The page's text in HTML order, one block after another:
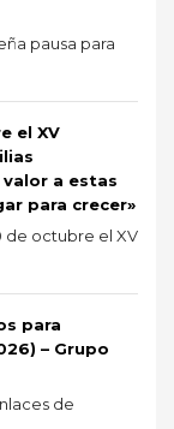
pausa para
el XV
a estas
para crecer»
de octubre el XV
para
– Grupo
de